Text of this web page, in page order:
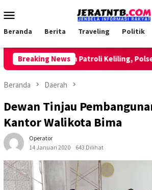
ke
Mobile
Beranda Berita Traveling Politik
Breaking News
Lakukan Patroli Keliling, Polsek
Beranda Daerah
Dewan Tinjau
Kantor Walikota Bima
Operator
14 Januari 2020
643 Dilihat